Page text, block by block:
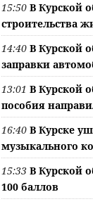
15:50 В Курской
строительства
14:40 В Курской
заправки
13:01 В Курской
пособия
16:40 В Курске
музыкального
15:33 В Курской
100 баллов